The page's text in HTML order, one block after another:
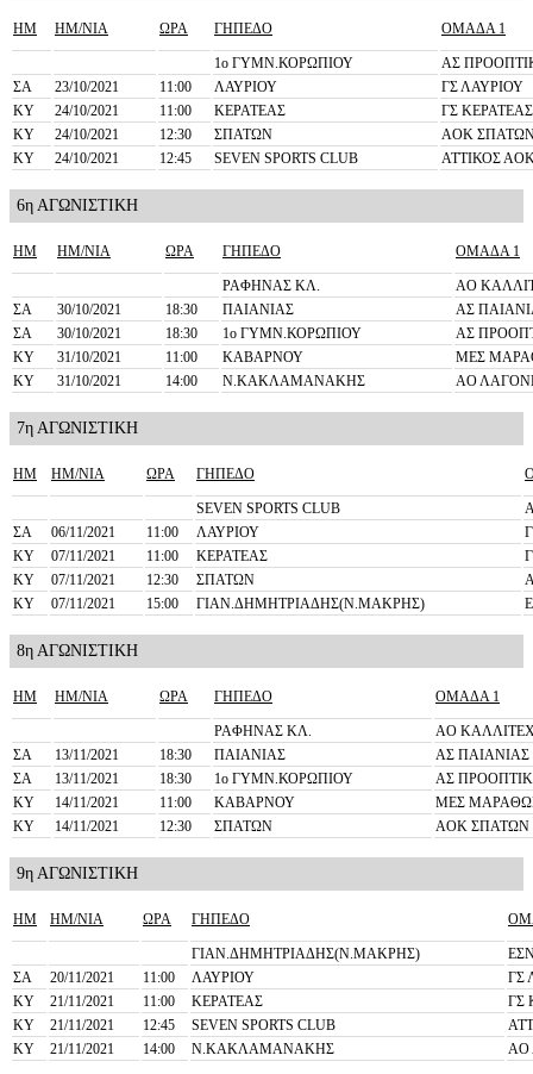
ΗΜ ΗΜ/ΝΙΑ ΩΡΑ ΓΗΠΕΔΟ ΟΜΑΔΑ 1
1o ΓΥΜΝ.ΚΟΡΩΠΙΟΥ
ΑΣ
ΣΑ
23/10/2021 11:00 ΛΑΥΡΙΟΥ
ΓΣ ΛΑΥΡΙΟΥ
ΚΥ
24/10/2021 11:00 ΚΕΡΑΤΕΑΣ
ΓΣ ΚΕΡΑΤΕΑΣ
ΚΥ
24/10/2021 12:30 ΣΠΑΤΩΝ
ΑΟΚ
ΚΥ
24/10/2021 12:45 SEVEN SPORTS CLUB ΑΤΤΙΚΟΣ
6η ΑΓΩΝΙΣΤΙΚΗ
ΗΜ ΗΜ/ΝΙΑ ΩΡΑ ΓΗΠΕΔΟ ΟΜΑΔΑ 1
ΡΑΦΗΝΑΣ ΚΛ.
ΑΟ
ΣΑ
30/10/2021 18:30 ΠΑΙΑΝΙΑΣ
ΑΣ
ΣΑ
30/10/2021 18:30 1o ΓΥΜΝ.ΚΟΡΩΠΙΟΥ
ΑΣ
ΚΥ
31/10/2021 11:00 ΚΑΒΑΡΝΟΥ
ΜΕΣ
ΚΥ
31/10/2021 14:00 Ν.ΚΑΚΛΑΜΑΝΑΚΗΣ ΑΟ
7η ΑΓΩΝΙΣΤΙΚΗ
ΗΜ ΗΜ/ΝΙΑ ΩΡΑ ΓΗΠΕΔΟ
SEVEN SPORTS CLUB
ΣΑ
06/11/2021 11:00 ΛΑΥΡΙΟΥ
ΚΥ
07/11/2021 11:00 ΚΕΡΑΤΕΑΣ
ΚΥ
07/11/2021 12:30 ΣΠΑΤΩΝ
ΚΥ
07/11/2021 15:00 ΓΙΑΝ.ΔΗΜΗΤΡΙΑΔΗΣ(Ν.ΜΑΚΡΗΣ)
8η ΑΓΩΝΙΣΤΙΚΗ
ΗΜ ΗΜ/ΝΙΑ ΩΡΑ ΓΗΠΕΔΟ ΟΜΑΔΑ 1
ΡΑΦΗΝΑΣ ΚΛ.
ΑΟ
ΣΑ
13/11/2021 18:30 ΠΑΙΑΝΙΑΣ
ΑΣ
ΣΑ
13/11/2021 18:30 1o ΓΥΜΝ.ΚΟΡΩΠΙΟΥ
ΑΣ
ΚΥ
14/11/2021 11:00 ΚΑΒΑΡΝΟΥ
ΜΕΣ
ΚΥ
14/11/2021 12:30 ΣΠΑΤΩΝ ΑΟΚ ΣΠΑΤΩΝ
9η ΑΓΩΝΙΣΤΙΚΗ
ΗΜ ΗΜ/ΝΙΑ ΩΡΑ ΓΗΠΕΔΟ
ΓΙΑΝ.ΔΗΜΗΤΡΙΑΔΗΣ(Ν.ΜΑΚΡΗΣ)
ΣΑ
20/11/2021 11:00 ΛΑΥΡΙΟΥ
ΓΣ
ΚΥ
21/11/2021 11:00 ΚΕΡΑΤΕΑΣ
ΓΣ
ΚΥ
21/11/2021 12:45 SEVEN SPORTS CLUB
ΚΥ
21/11/2021 14:00 Ν.ΚΑΚΛΑΜΑΝΑΚΗΣ ΑΟ